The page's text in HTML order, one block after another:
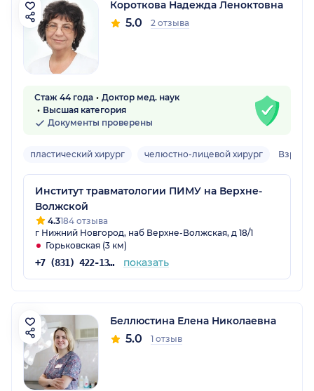
Короткова Надежда Леноктовна
5.0 2 отзыва
Стаж 44 года
Доктор мед. наук
Высшая категория
Документы проверены
пластический хирург челюстно-лицевой хирург
Институт травматологии ПИМУ на Верхне-
Волжской
4.3184 отзыва
г Нижний Новгород, наб Верхне-Волжская, д 18/1
Горьковская (3 км)
+7 (831) 422-13-30 показать
Беллюстина Елена Николаевна
5.0 1 отзыв